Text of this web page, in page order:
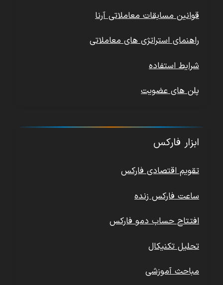
قوانین مسابقات معاملاتی آرنا
راهنمای استراتژی های معاملاتی
شرایط استفاده
پلن های عضویت
ابزار فارکس
تقویم اقتصادی فارکس
ساعت فارکس زنده
افتتاح حساب دمو فارکس
تحلیل تکنیکال
مباحث آموزشی